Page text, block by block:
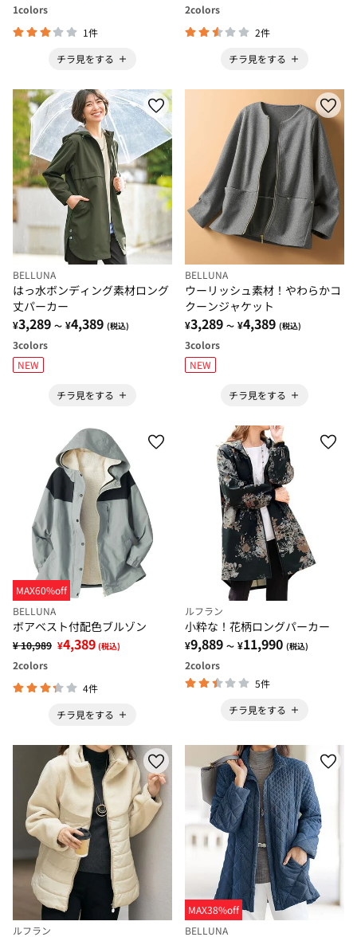
1colors
1件
チラ見をする
2colors
2件
チラ見をする
BELLUNA
はっ水ボンディング素材ロング
丈パーカー
¥3,289 ～ ¥4,389 (税込)
3colors
NEW
チラ見をする
BELLUNA
ウーリッシュ素材！やわらかコ
クーンジャケット
¥3,289 ～ ¥4,389 (税込)
3colors
NEW
チラ見をする
MAX60%off
BELLUNA
ボアベスト付配色ブルゾン
¥ 10,989 ¥4,389 (税込)
2colors
4件
チラ見をする
ルフラン
小粋な！花柄ロングパーカー
¥9,889 ～ ¥11,990 (税込)
2colors
5件
チラ見をする
ルフラン
MAX38%off
BELLUNA